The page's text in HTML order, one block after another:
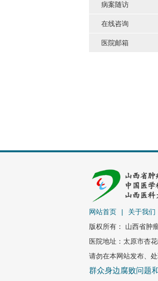
病案随访
在线咨询
医院邮箱
网站首页 | 关于我们
版权所有： 山西省肿
医院地址：太原市杏
请勿在本网站发布、
群众身边腐败问题